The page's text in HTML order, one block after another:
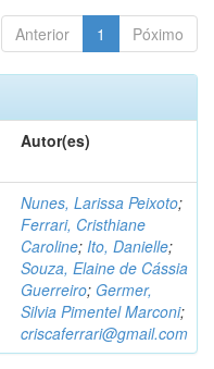
Anterior 1 Póximo
Autor(es)
Nunes, Larissa Peixoto;
Ferrari, Cristhiane
Caroline; Ito, Danielle;
Souza, Elaine de Cássia
Guerreiro; Germer,
Silvia Pimentel Marconi;
criscaferrari@gmail.com